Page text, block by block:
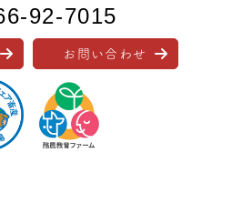
92-7015
お問い合わせ